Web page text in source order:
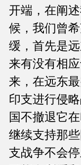
开端，在阐
候，我们曾
缓，首先是
来有没有相
来，在远东
印支进行侵
国不撤退它
继续支持那
支战争不会